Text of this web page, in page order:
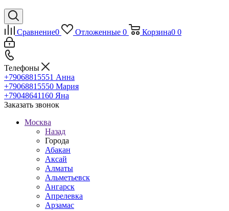
Сравнение0 Отложенные 0 Корзина0 0
Телефоны
+79068815551 Анна
+79068815550 Мария
+79048641160 Яна
Заказать звонок
Москва
Назад
Города
Абакан
Аксай
Алматы
Альметьевск
Ангарск
Апрелевка
Арзамас